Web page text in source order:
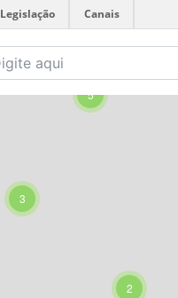
Legislação Canais
5
2
3